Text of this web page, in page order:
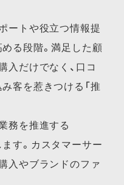
ートや役立つ情報提
る段階。満足した顧
入だけでなく、口コ
客を惹きつける「推
務を推進する
す。カスタマーサー
入やブランドのファ